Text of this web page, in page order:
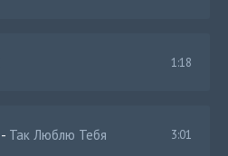
1:18
- Так Люблю Тебя 3:01